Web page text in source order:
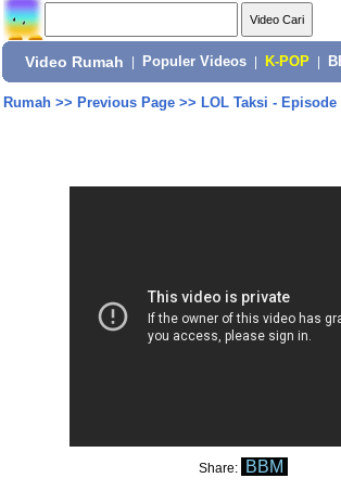
Video Rumah Populer Videos K-POP
Rumah>> Previous Page>> LOL Taksi - Episode
Share: BBM